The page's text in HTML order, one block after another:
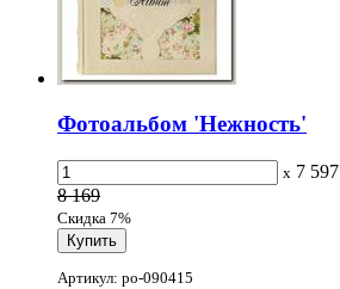
Фотоальбом 'Нежность'
x 7 597
8 169
Скидка 7%
Артикул: po-090415